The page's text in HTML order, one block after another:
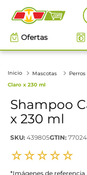
Ofertas
Mascotas Perros
Claro x 230 ml
Shampoo
x 230 ml
SKU: 439805GTIN:
☆☆☆☆☆
*Imágenes de referencia